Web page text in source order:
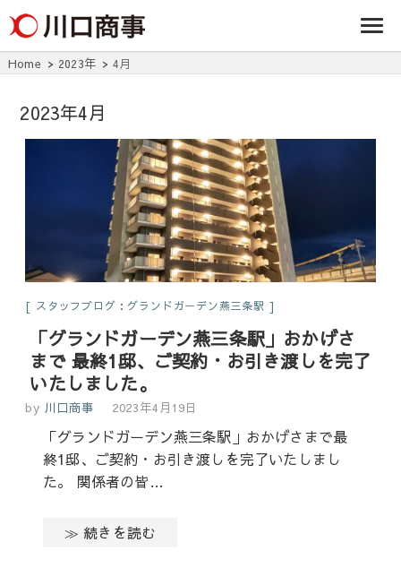
事株式
会社
アパート・マンシ
ョン・マンショ
ン・店舗・事務所
は川口商事株式会
Home 2023年 4月
2023年4月
スタッフブログ：グランドガーデン燕三条駅
「グランドガーデン燕三条駅」おかげさ
まで 最終1邸、ご契約・お引き渡しを完了
いたしました。
by 川口商事 2023年4月19日
「グランドガーデン燕三条駅」おかげさまで最
終1邸、ご契約・お引き渡しを完了いたしまし
た。 関係者の皆…
≫ 続きを読む